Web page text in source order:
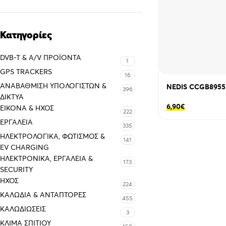
Κατηγορίες
DVB-T & A/V ΠΡΟΪΌΝΤΑ 1
GPS TRACKERS 16
ΑΝΑΒΆΘΜΙΣΗ ΥΠΟΛΟΓΙΣΤΏΝ &
ΔΊΚΤΥΑ
396
ΕΙΚΌΝΑ & ΗΧΟΣ 222
ΕΡΓΑΛΕΊΑ 335
ΗΛΕΚΤΡΟΛΟΓΙΚΆ, ΦΩΤΙΣΜΌΣ &
EV CHARGING
141
ΗΛΕΚΤΡΟΝΙΚΆ, ΕΡΓΑΛΕΊΑ &
SECURITY
173
ΉΧΟΣ 224
ΚΑΛΏΔΙΑ & ΑΝΤΆΠΤΟΡΕΣ 455
ΚΑΛΩΔΙΏΣΕΙΣ 3
ΚΛΊΜΑ ΣΠΙΤΙΟΎ
NEDIS
6,90€